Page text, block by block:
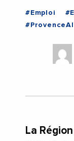
#Emploi
La